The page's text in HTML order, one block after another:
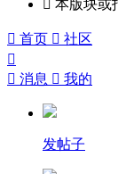
 本版块或
 首页  社区

 消息  我的
发帖子